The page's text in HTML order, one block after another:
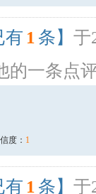
有 1 条】 于
的一条点
度： 1
有 1 条】 于